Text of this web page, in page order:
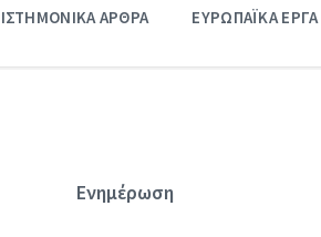
ΑΡΘΡΑ ΕΥΡΩΠΑΪΚΑ ΕΡΓΑ
Ενημέρωση